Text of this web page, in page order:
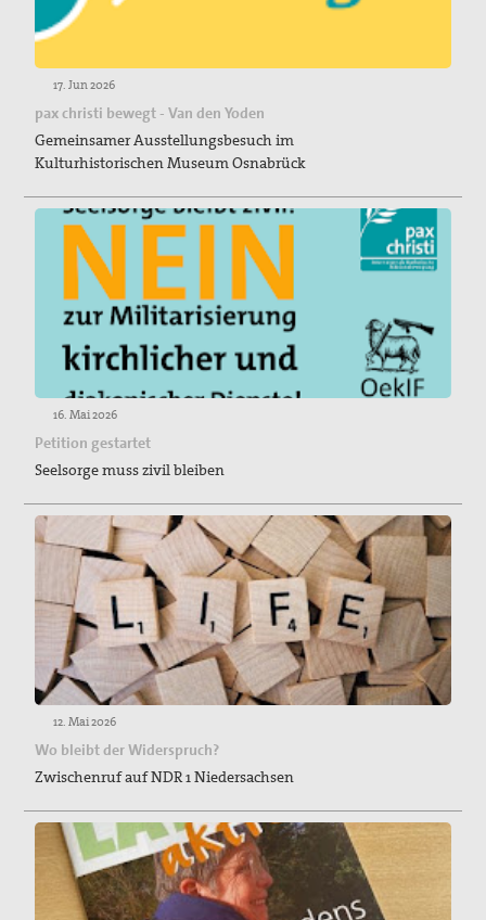
17. Jun 2026
pax christi bewegt - Van den Yoden
Gemeinsamer Ausstellungsbesuch im
Kulturhistorischen Museum Osnabrück
16. Mai 2026
Petition gestartet
Seelsorge muss zivil bleiben
12. Mai 2026
Wo bleibt der Widerspruch?
Zwischenruf auf NDR 1 Niedersachsen